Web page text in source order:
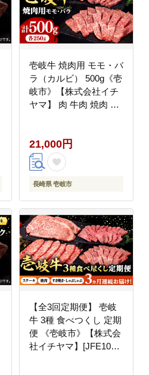
壱岐牛 焼肉用 モモ・バ
ラ（カルビ） 500g《壱
岐市》【株式会社イチ
ヤマ】 肉 牛肉 焼肉 モ
円
21,000円
長崎県 壱岐市
【全3回定期便】 壱岐
牛 3種 食べつくし 定期
便 《壱岐市》【株式会
社イチヤマ】[JFE105]